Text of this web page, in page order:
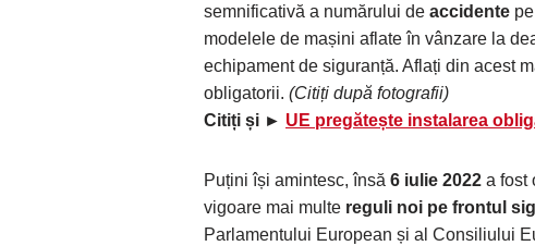
semnificativă a numărului de accidente
modelele de mașini aflate în vânzare la
echipament de siguranță. Aflați din acest
obligatorii. (Citiți după fotografii)
Citiți și ► UE pregătește instalarea
Puțini își amintesc, însă 6 iulie 2022 a fost
vigoare mai multe reguli noi pe frontul
Parlamentului European și al Consiliului